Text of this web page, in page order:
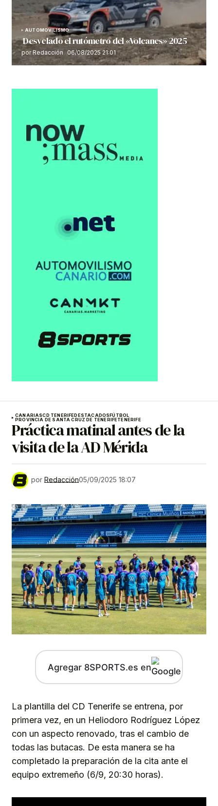
AUTOMOVILISMO
Desvelado el rutómetro del «Volcanes» 2025
por Redacción 06/08/2025 21:01
CANARIASCD TENERIFEDESTACADOSFÚTBOL
PROVINCIA DE SANTA CRUZ DE TENERIFETENERIFE
Práctica matinal antes de la
visita de la AD Mérida
por Redacción05/09/2025 18:07
Agregar 8SPORTS.es en
La plantilla del CD Tenerife se entrena, por
primera vez, en un Heliodoro Rodríguez López
con un aspecto renovado, tras el cambio de
todas las butacas. De esta manera se ha
completado la preparación de la cita ante el
equipo extremeño (6/9, 20:30 horas).